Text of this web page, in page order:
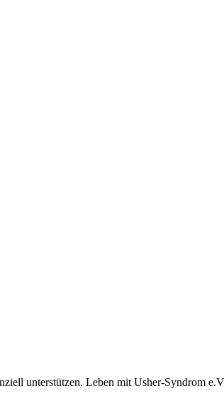
unterstützen. Leben mit Usher-Syndrom